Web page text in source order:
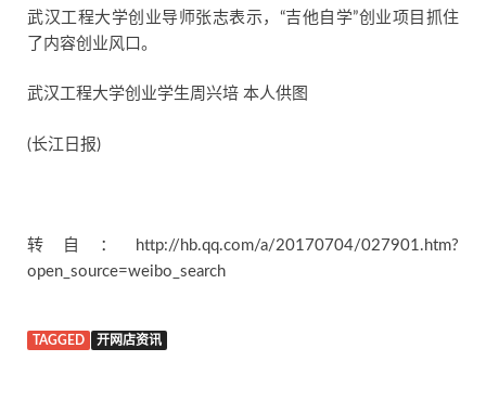
武汉工程大学创业导师张志表示，“吉他自学”创业项目抓住
了内容创业风口。
武汉工程大学创业学生周兴培 本人供图
(长江日报)
转自：http://hb.qq.com/a/20170704/027901.htm?
open_source=weibo_search
TAGGED 开网店资讯